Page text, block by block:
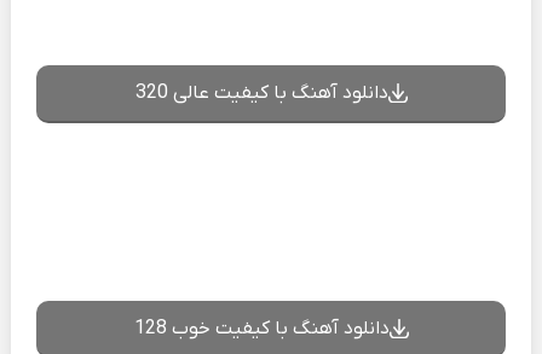
دانلود آهنگ با کیفیت عالی 320
دانلود آهنگ با کیفیت خوب 128